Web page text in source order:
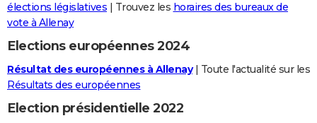
Bricolage
Lifestyle
Culture
Sport
Auto
Television
Voyage
Cinema
élections législatives | Trouvez les horaires des bureaux de
vote à Allenay
Elections européennes 2024
Résultat des européennes à Allenay| Toute l'actualité sur les
Résultats des européennes
Election présidentielle 2022